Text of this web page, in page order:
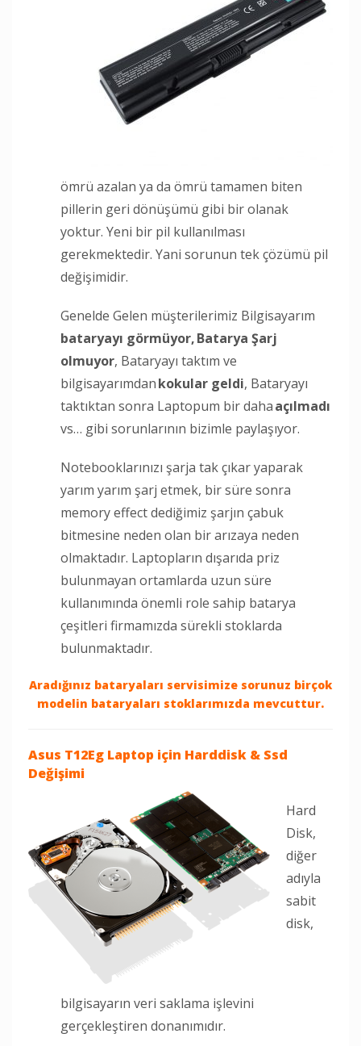
ömrü azalan ya da ömrü tamamen biten
pillerin geri dönüşümü gibi bir olanak
yoktur. Yeni bir pil kullanılması
gerekmektedir. Yani sorunun tek çözümü pil
değişimidir.
Genelde Gelen müşterilerimiz Bilgisayarım
bataryayı görmüyor,Batarya Şarj
olmuyor, Bataryayı taktım ve
bilgisayarımdankokular geldi, Bataryayı
taktıktan sonra Laptopum bir dahaaçılmadı
vs… gibi sorunlarının bizimle paylaşıyor.
Notebooklarınızı şarja tak çıkar yaparak
yarım yarım şarj etmek, bir süre sonra
memory effect dediğimiz şarjın çabuk
bitmesine neden olan bir arızaya neden
olmaktadır. Laptopların dışarıda priz
bulunmayan ortamlarda uzun süre
kullanımında önemli role sahip batarya
çeşitleri firmamızda sürekli stoklarda
bulunmaktadır.
Aradığınız bataryaları servisimize sorunuz birçok
modelin bataryaları stoklarımızda mevcuttur.
Asus T12Eg Laptop için Harddisk & Ssd
Değişimi
Hard
Disk,
diğer
adıyla
sabit
disk,
bilgisayarın veri saklama işlevini
gerçekleştiren donanımıdır.